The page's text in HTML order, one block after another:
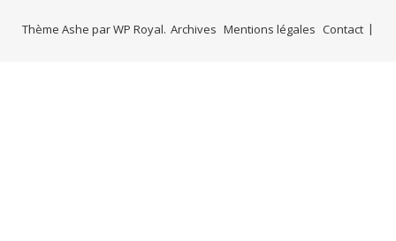
Archives Mentions légales Contact
Thème Ashe parWP Royal.